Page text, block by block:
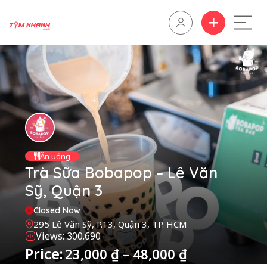
Ăn uống
Trà Sữa Bobapop – Lê Văn
Sỹ, Quận 3
Closed Now
295 Lê Văn Sỹ, P.13, Quận 3, TP. HCM
Views: 300.690
Price:23,000₫ – 48,000₫